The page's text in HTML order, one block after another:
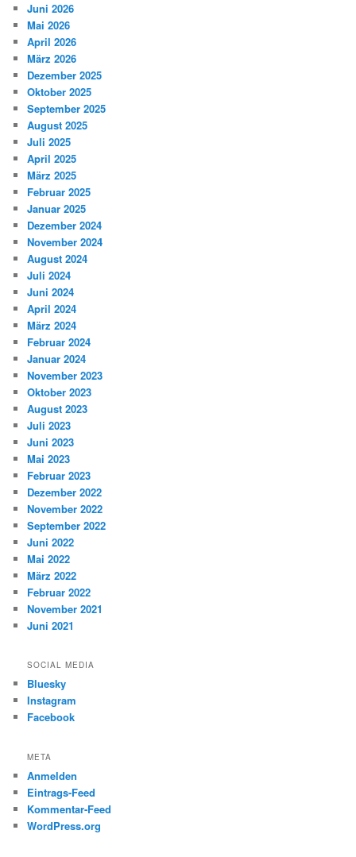
Juni 2026
Mai 2026
April 2026
März 2026
Dezember 2025
Oktober 2025
September 2025
August 2025
Juli 2025
April 2025
März 2025
Februar 2025
Januar 2025
Dezember 2024
November 2024
August 2024
Juli 2024
Juni 2024
April 2024
März 2024
Februar 2024
Januar 2024
November 2023
Oktober 2023
August 2023
Juli 2023
Juni 2023
Mai 2023
Februar 2023
Dezember 2022
November 2022
September 2022
Juni 2022
Mai 2022
März 2022
Februar 2022
November 2021
Juni 2021
SOCIAL MEDIA
Bluesky
Instagram
Facebook
META
Anmelden
Eintrags-Feed
Kommentar-Feed
WordPress.org